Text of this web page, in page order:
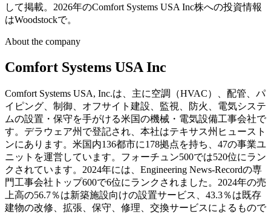
して掲載。2026年のComfort Systems USA Inc株への投資情報
はWoodstockで。
About the company
Comfort Systems USA Inc
Comfort Systems USA, Inc.は、主に空調（HVAC）、配管、パ
イピング、制御、オフサイト建設、監視、防火、電気システ
ムの設置・保守を手がける米国の機械・電気設備工事会社で
す。デラウェア州で登記され、本社はテキサス州ヒュースト
ンにあります。米国内136都市に178拠点を持ち、47の事業ユ
ニットを運営しています。フォーチュン500では520位にラン
クされています。2024年には、Engineering News-Recordの専
門工事会社トップ600で6位にランクされました。2024年の売
上高の56.7％は新築施設向けの設置サービス、43.3％は既存
建物の改修、拡張、保守、修理、交換サービスによるもので